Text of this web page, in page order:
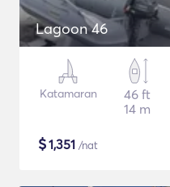
Lagoon 46
Katamaran
46 ft
14 m
$1,351 /nat